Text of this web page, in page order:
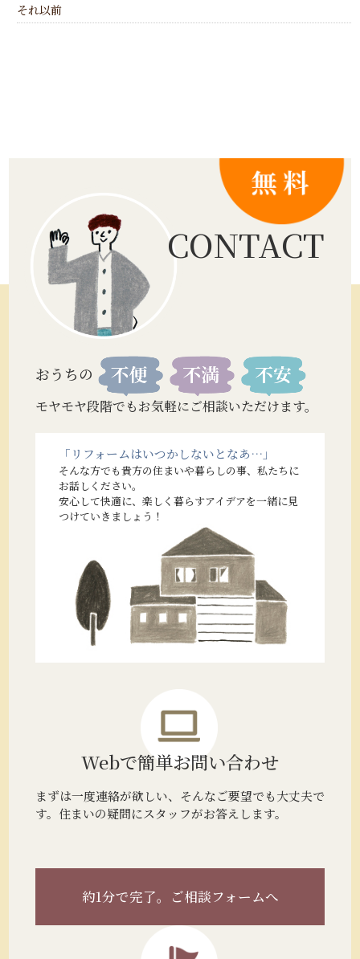
それ以前
CONTACT
おうちの
モヤモヤ段階でもお気軽にご相談いただけます。
「リフォームはいつかしないとなあ…」
そんな方でも貴方の住まいや暮らしの事、私たちに
お話しください。
安心して快適に、楽しく暮らすアイデアを一緒に見
つけていきましょう！
Webで簡単お問い合わせ
まずは一度連絡が欲しい、そんなご要望でも大丈夫で
す。住まいの疑問にスタッフがお答えします。
約1分で完了。 ご相談フォームへ